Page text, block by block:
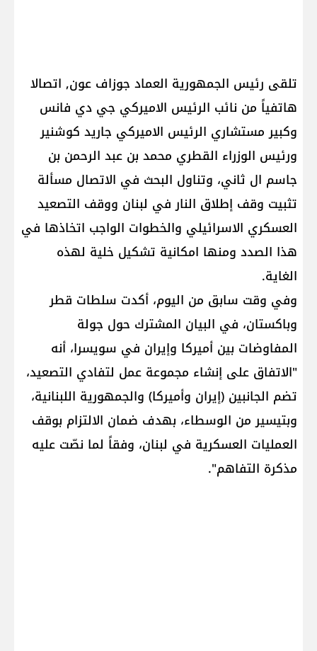
تلقى رئيس الجمهورية العماد ​جوزاف عون​, اتصالا
هاتفياً من نائب الرئيس الاميركي ​جي دي فانس​
وكبير مستشاري الرئيس الاميركي ​جاريد كوشنير​
ورئيس الوزراء القطري محمد بن عبد الرحمن بن
جاسم ال ثاني، وتناول البحث في الاتصال مسألة
تثبيت وقف إطلاق النار في لبنان ووقف التصعيد
العسكري الاسرائيلي والخطوات الواجب اتخاذها في
هذا الصدد ومنها امكانية تشكيل خلية لهذه
الغاية.
وفي وقت سابق من اليوم، أكدت سلطات قطر
وباكستان، في البيان المشترك حول جولة
المفاوضات بين أميركا وإيران في سويسرا، أنه
"الاتفاق على إنشاء مجموعة عمل لتفادي التصعيد،
تضم الجانبين (إيران وأميركا) والجمهورية اللبنانية،
وبتيسير من الوسطاء، بهدف ضمان الالتزام بوقف
العمليات العسكرية في لبنان، وفقاً لما نصّت عليه
مذكرة التفاهم".